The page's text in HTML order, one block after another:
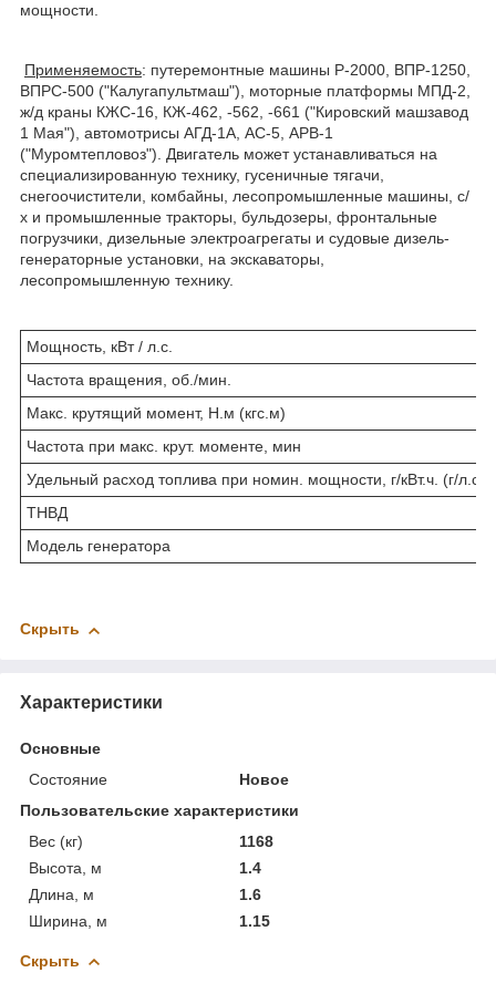
мощности.
Применяемость: путеремонтные машины Р-2000, ВПР-1250,
ВПРС-500 ("Калугапультмаш"), моторные платформы МПД-2,
ж/д краны КЖС-16, КЖ-462, -562, -661 ("Кировский машзавод
1 Мая"), автомотрисы АГД-1А, АС-5, АРВ-1
("Муромтепловоз"). Двигатель может устанавливаться на
специализированную технику, гусеничные тягачи,
снегоочистители, комбайны, лесопромышленные машины, с/
х и промышленные тракторы, бульдозеры, фронтальные
погрузчики, дизельные электроагрегаты и судовые дизель-
генераторные установки, на экскаваторы,
лесопромышленную технику.
Мощность, кВт / л.с.
Частота вращения, об./мин.
Макс. крутящий момент, Н.м (кгс.м)
Частота при макс. крут. моменте, мин
Удельный расход топлива при номин. мощности, г/кВт.ч. (г/л.с.ч)
ТНВД
Модель генератора
Скрыть
Характеристики
Основные
Состояние
Новое
Пользовательские характеристики
Вес (кг)
1168
Высота, м
1.4
Длина, м
1.6
Ширина, м
1.15
Скрыть